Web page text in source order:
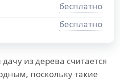
бесплатно
бесплатно
из дерева считается
поскольку такие